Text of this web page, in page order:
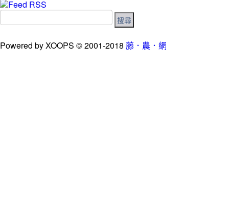
Powered by XOOPS © 2001-2018 藤．農．網